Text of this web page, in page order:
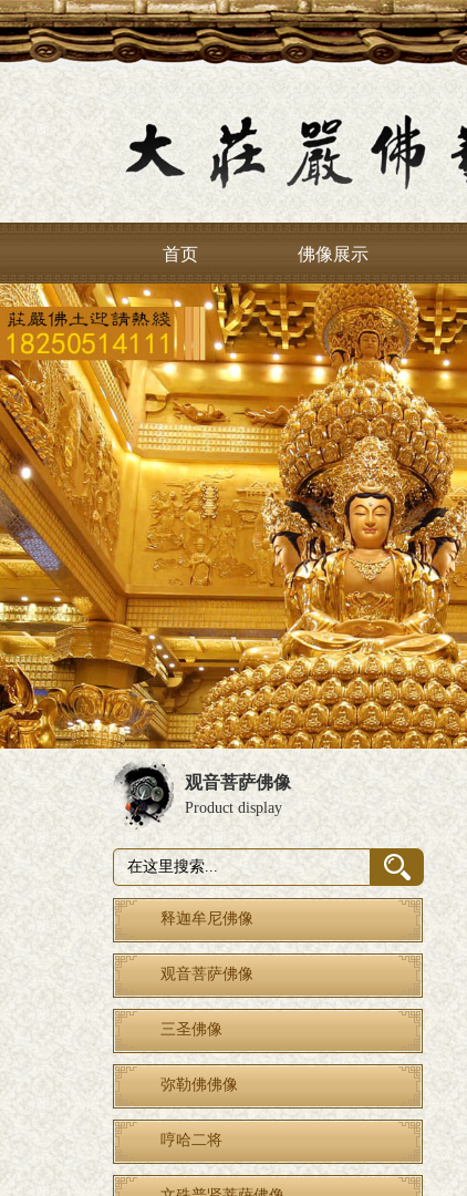
首页 佛像展示
观音菩萨佛像
Product display
释迦牟尼佛像
观音菩萨佛像
三圣佛像
弥勒佛佛像
哼哈二将